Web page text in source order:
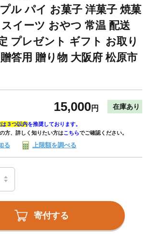
ル パイ お菓子 洋菓子 焼菓
イーツ おやつ 常温 配送
プレゼント ギフト お取り
答用 贈り物 大阪府 松原市
15,000円 在庫あり
３つ以内を推奨しております。
方、詳しく知りたい方はこちらでご確認ください。
る 上限額を調べる
寄付する